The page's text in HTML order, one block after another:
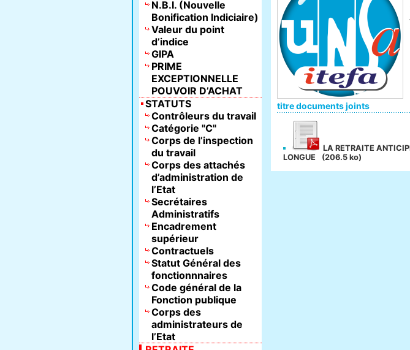
titre documents joints
LA RETRAITE
LONGUE
(206.5 ko)
N.B.I. (Nouvelle
Bonification Indiciaire)
Valeur du point
d’indice
GIPA
PRIME
EXCEPTIONNELLE
POUVOIR D’ACHAT
STATUTS
Contrôleurs du travail
Catégorie "C"
Corps de l’inspection
du travail
Corps des attachés
d’administration de
l’Etat
Secrétaires
Administratifs
Encadrement
supérieur
Contractuels
Statut Général des
fonctionnnaires
Code général de la
Fonction publique
Corps des
administrateurs de
l’Etat